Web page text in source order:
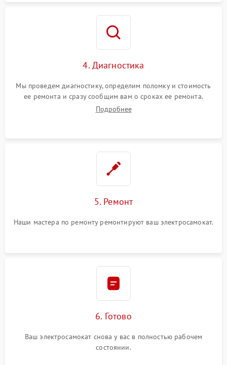
4. Диагностика
Мы проведем диагностику, определим поломку и стоимость
ее ремонта и сразу сообщим вам о сроках ее ремонта.
Подробнее
5. Ремонт
Наши мастера по ремонту ремонтируют ваш электросамокат.
6. Готово
Ваш электросамокат снова у вас в полностью рабочем
состоянии.